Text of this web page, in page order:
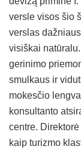
versle visos šio
verslas
visiškai
gerinimo
smulkaus ir
mokesčio
konsultanto
centre.
kaip turizmo